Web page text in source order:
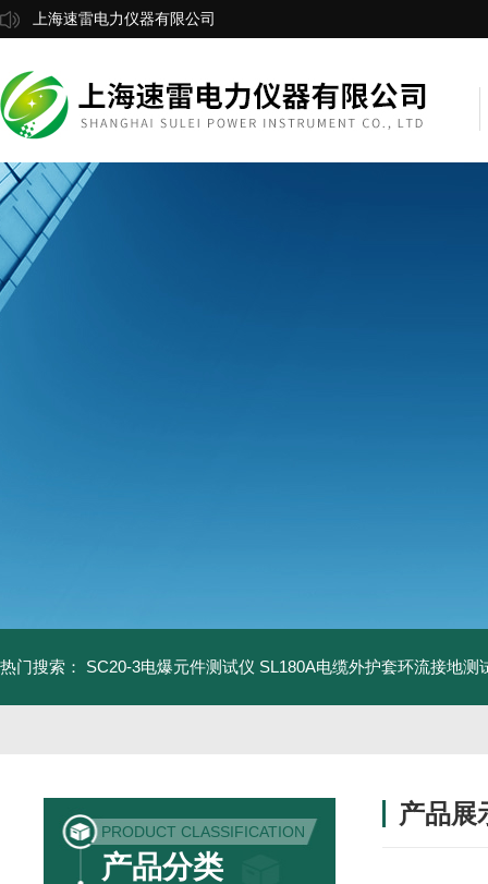
上海速雷电力仪器有限公司
热门搜索： SC20-3电爆元件测试仪 SL180A电缆外护套环流接地测
PRODUCT CLASSIFICATION
产品分类
产品展